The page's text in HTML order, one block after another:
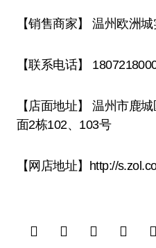
【销售商家】 温州欧洲
【联系电话】
【店面地址】 温州市鹿
面2栋102、103号
【网店地址】http://